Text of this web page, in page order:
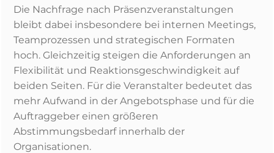
Die Nachfrage nach Präsenzveranstaltungen
bleibt dabei insbesondere bei internen Meetings,
Teamprozessen und strategischen Formaten
hoch. Gleichzeitig steigen die Anforderungen an
Flexibilität und Reaktionsgeschwindigkeit auf
beiden Seiten. Für die Veranstalter bedeutet das
mehr Aufwand in der Angebotsphase und für die
Auftraggeber einen größeren
Abstimmungsbedarf innerhalb der
Organisationen.